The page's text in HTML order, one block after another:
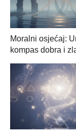
Moralni osjećaj:
kompas dobra i